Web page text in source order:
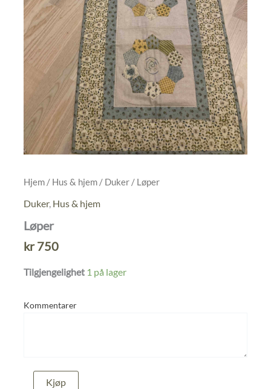
Hjem / Hus & hjem / Duker / Løper
Duker, Hus & hjem
Løper
kr750
Tilgjengelighet 1 på lager
Kommentarer
Løper
Kjøp